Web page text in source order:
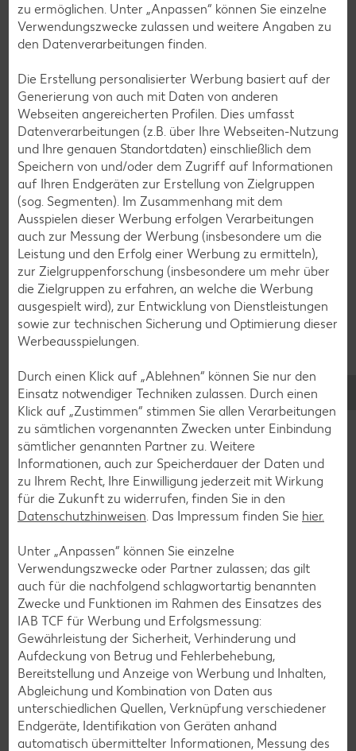
Eis-Rezepte
Pfannkuchen-Rezepte
Smoothie-Rezepte
Bowle-Rezepte
Cocktail-Rezepte
Avocado-Rezepte
Erdbeer-Rezepte
Blaubeer-Rezepte
Bananen-Rezepte
Zurück zu allen Rezepten
Glutenfreie Rezepte
Wer auf Gluten verzichtet, muss nicht automatisch auf
Vielfalt und Geschmack verzichten. Ob süß oder herzhaft –
mit unseren glutenfreien Rezepten zauberst du dir Gerichte,
die nicht nur verträglich, sondern auch richtig lecker sind.
zu ermöglichen. Unter „Anpassen“ können Sie einzelne
Verwendungszwecke zulassen und weitere Angaben zu
den Datenverarbeitungen finden.
Die Erstellung personalisierter Werbung basiert auf der
Generierung von auch mit Daten von anderen
Webseiten angereicherten Profilen. Dies umfasst
Datenverarbeitungen (z.B. über Ihre Webseiten-Nutzung
und Ihre genauen Standortdaten) einschließlich dem
Speichern von und/oder dem Zugriff auf Informationen
auf Ihren Endgeräten zur Erstellung von Zielgruppen
(sog. Segmenten). Im Zusammenhang mit dem
Ausspielen dieser Werbung erfolgen Verarbeitungen
auch zur Messung der Werbung (insbesondere um die
Leistung und den Erfolg einer Werbung zu ermitteln),
zur Zielgruppenforschung (insbesondere um mehr über
die Zielgruppen zu erfahren, an welche die Werbung
ausgespielt wird), zur Entwicklung von Dienstleistungen
sowie zur technischen Sicherung und Optimierung dieser
Werbeausspielungen.
Durch einen Klick auf „Ablehnen“ können Sie nur den
Einsatz notwendiger Techniken zulassen. Durch einen
Klick auf „Zustimmen“ stimmen Sie allen Verarbeitungen
zu sämtlichen vorgenannten Zwecken unter Einbindung
sämtlicher genannten Partner zu. Weitere
Informationen, auch zur Speicherdauer der Daten und
zu Ihrem Recht, Ihre Einwilligung jederzeit mit Wirkung
für die Zukunft zu widerrufen, finden Sie in den
Datenschutzhinweisen . Das Impressum finden Sie hier.
Unter „Anpassen“ können Sie einzelne
Verwendungszwecke oder Partner zulassen; das gilt
auch für die nachfolgend schlagwortartig benannten
Zwecke und Funktionen im Rahmen des Einsatzes des
IAB TCF für Werbung und Erfolgsmessung:
Gewährleistung der Sicherheit, Verhinderung und
Aufdeckung von Betrug und Fehlerbehebung,
Bereitstellung und Anzeige von Werbung und Inhalten,
Abgleichung und Kombination von Daten aus
unterschiedlichen Quellen, Verknüpfung verschiedener
Endgeräte, Identifikation von Geräten anhand
automatisch übermittelter Informationen, Messung des